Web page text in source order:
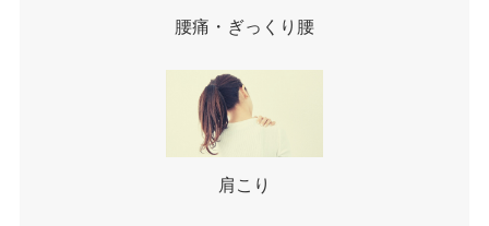
腰痛・ぎっくり腰
肩こり